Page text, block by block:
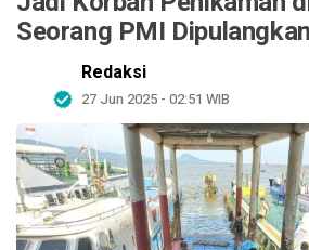
Seorang PMI
Redaksi
27 Jun 2025 - 02:51 WIB